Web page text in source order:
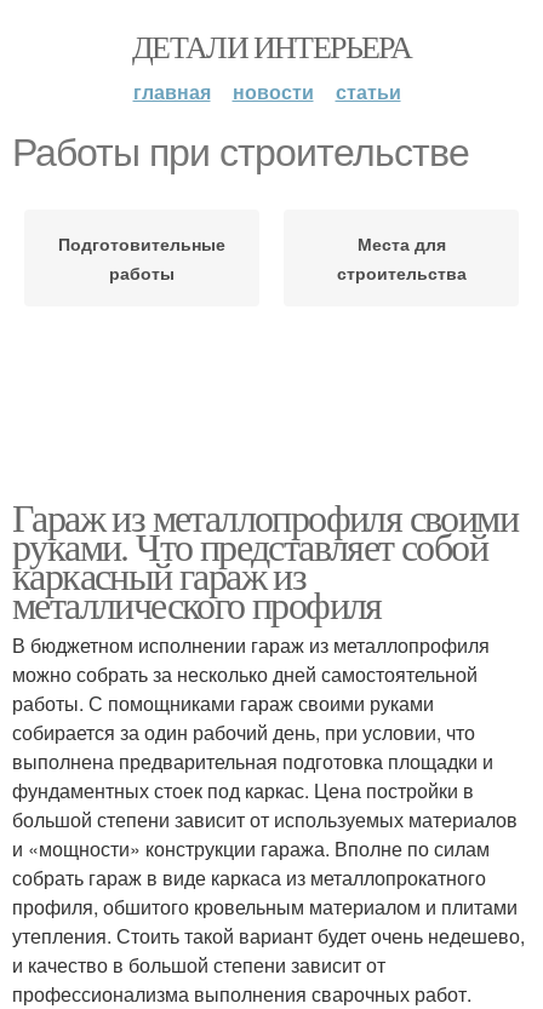
ДЕТАЛИ ИНТЕРЬЕРА
главная новости статьи
Работы при строительстве
Подготовительные
работы
Места для
строительства
Гараж из металлопрофиля своими
руками. Что представляет собой
каркасный гараж из
металлического профиля
В бюджетном исполнении гараж из металлопрофиля
можно собрать за несколько дней самостоятельной
работы. С помощниками гараж своими руками
собирается за один рабочий день, при условии, что
выполнена предварительная подготовка площадки и
фундаментных стоек под каркас. Цена постройки в
большой степени зависит от используемых материалов
и «мощности» конструкции гаража. Вполне по силам
собрать гараж в виде каркаса из металлопрокатного
профиля, обшитого кровельным материалом и плитами
утепления. Стоить такой вариант будет очень недешево,
и качество в большой степени зависит от
профессионализма выполнения сварочных работ.